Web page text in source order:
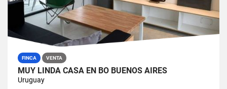
FINCA VENTA
MUY LINDA CASA EN BO BUENOS AIRES
Uruguay